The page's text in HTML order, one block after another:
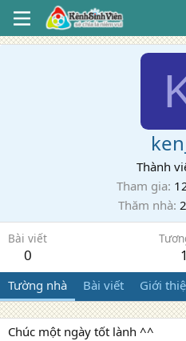
Thành
Tham gia
Thăm nhà
Bài viết
0 1
Tường nhà Bài viết Giới
Chúc một ngày tốt lành ^^